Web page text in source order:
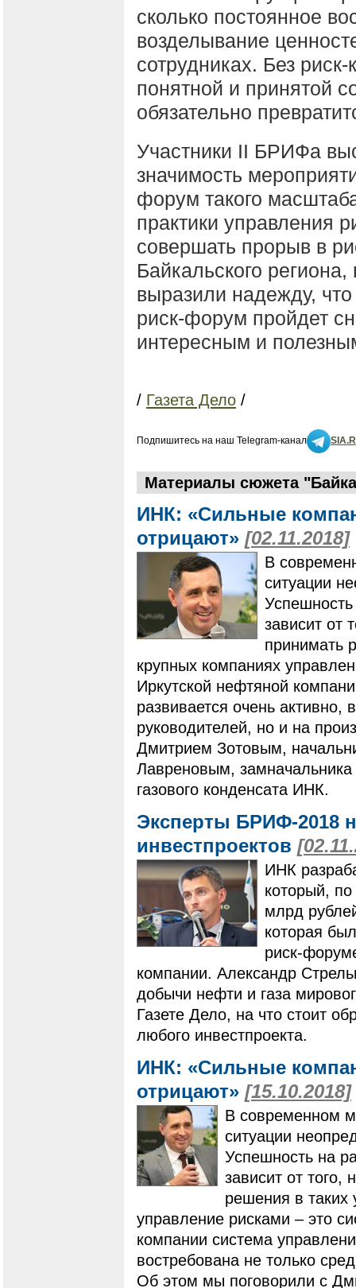
сколько постоянное
возделывание
сотрудниках. Без риск-
понятной и принятой
обязательно
Участники II БРИФа
значимость
форум такого
практики управления
совершать прорыв в
Байкальского
выразили надежду,
риск-форум пройдет
интересным и
/ Газета Дело /
Подпишитесь на наш Telegram-канал
Материалы сюжета
ИНК: «Сильные
отрицают» [02.11.2018]
В
ситуации
зависит от
принимать
крупных компаниях
Иркутской нефтяной
развивается очень активно,
руководителей, но и на
Дмитрием Зотовым,
Лавреновым, замначальника
газового конденсата ИНК.
Эксперты БРИФ-2018
инвестпроектов
ИНК
который,
млрд
которая
риск-
компании. Александр
добычи нефти и газа
Газете Дело, на что стоит
любого инвестпроекта.
ИНК: «Сильные
отрицают» [15.10.2018]
В современном
ситуации
Успешность на
зависит от
решения в таких
управление рисками – это
компании система
востребована не только
Об этом мы поговорили с